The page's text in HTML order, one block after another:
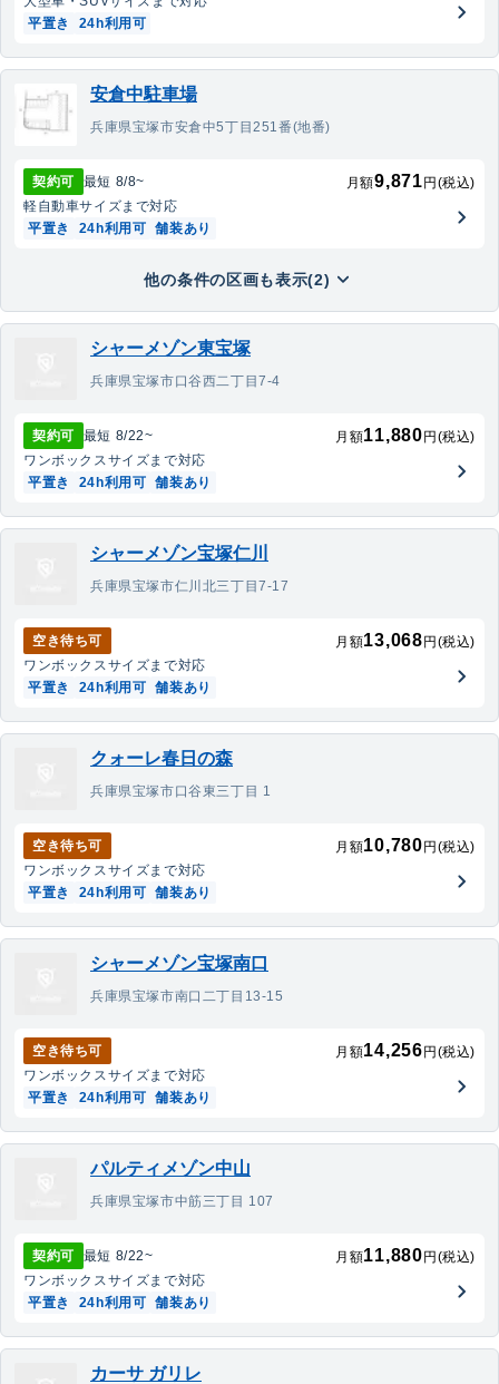
平置き
24h利用可
安倉中駐車場
兵庫県宝塚市安倉中5丁目251番(地番)
契約可 最短 8/8~ 月額9,871 円(税込)
軽自動車サイズまで対応
平置き
24h利用可 舗装あり
他の条件の区画も表示(2)
シャーメゾン東宝塚
兵庫県宝塚市口谷西二丁目7-4
契約可 最短 8/22~ 月額11,880 円(税込)
ワンボックスサイズまで対応
平置き
24h利用可 舗装あり
シャーメゾン宝塚仁川
兵庫県宝塚市仁川北三丁目7-17
空き待ち可 月額13,068 円(税込)
ワンボックスサイズまで対応
平置き
24h利用可 舗装あり
クォーレ春日の森
兵庫県宝塚市口谷東三丁目 1
空き待ち可 月額10,780 円(税込)
ワンボックスサイズまで対応
平置き
24h利用可 舗装あり
シャーメゾン宝塚南口
兵庫県宝塚市南口二丁目13-15
空き待ち可 月額14,256 円(税込)
ワンボックスサイズまで対応
平置き
24h利用可 舗装あり
パルティメゾン中山
兵庫県宝塚市中筋三丁目 107
契約可 最短 8/22~ 月額11,880 円(税込)
ワンボックスサイズまで対応
平置き
24h利用可 舗装あり
カーサ ガリレ